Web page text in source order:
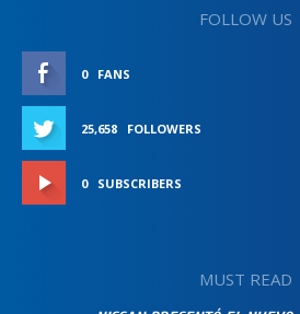
FOLLOW US
0 FANS
25,658 FOLLOWERS
0 SUBSCRIBERS
MUST READ